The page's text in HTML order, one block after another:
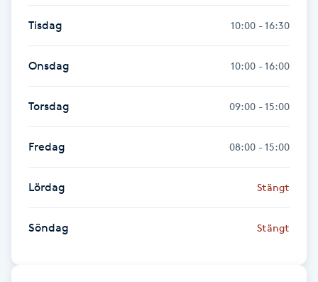
Färgning
Föning
Gellack med förstärkning
Tisdag 10:00 - 16:30
Onsdag 10:00 - 16:00
Torsdag 09:00 - 15:00
Fredag 08:00 - 15:00
Lördag Stängt
Söndag Stängt